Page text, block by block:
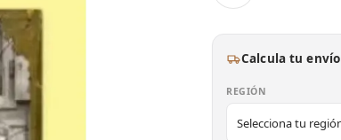
Calcula tu envío
REGIÓN